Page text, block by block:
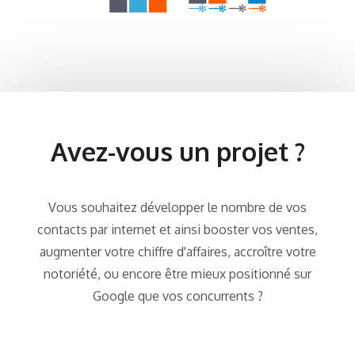
Avez-vous un projet ?
Vous souhaitez développer le nombre de vos
contacts par internet et ainsi booster vos ventes,
augmenter votre chiffre d'affaires, accroître votre
notoriété, ou encore être mieux positionné sur
Google que vos concurrents ?